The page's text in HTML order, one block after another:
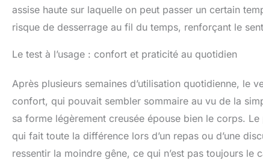
assise haute sur laquelle on peut passer un certain
risque de desserrage au fil du temps, renforçant le
Le test à l’usage : confort et praticité au quotidien
Après plusieurs semaines d’utilisation quotidienne, le
confort, qui pouvait sembler sommaire au vu de la
sa forme légèrement creusée épouse bien le corps.
qui fait toute la différence lors d’un repas ou d’une
ressentir la moindre gêne, ce qui n’est pas toujours